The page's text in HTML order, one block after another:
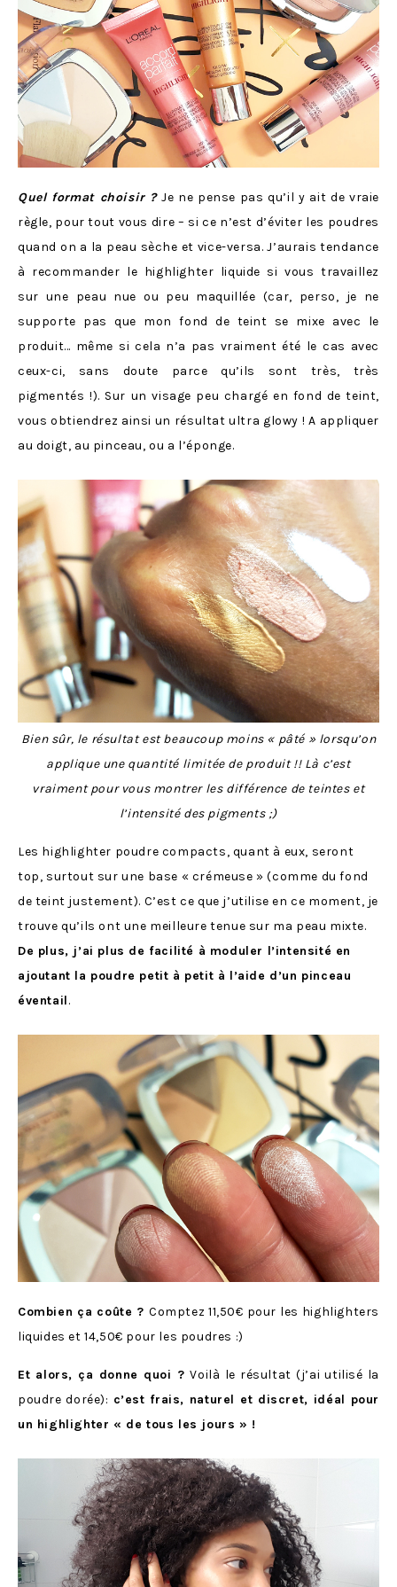
Quel format choisir ? Je ne pense pas qu’il y ait de vraie
règle, pour tout vous dire – si ce n’est d’éviter les poudres
quand on a la peau sèche et vice-versa. J’aurais tendance
à recommander le highlighter liquide si vous travaillez
sur une peau nue ou peu maquillée (car, perso, je ne
supporte pas que mon fond de teint se mixe avec le
produit… même si cela n’a pas vraiment été le cas avec
ceux-ci, sans doute parce qu’ils sont très, très
pigmentés !). Sur un visage peu chargé en fond de teint,
vous obtiendrez ainsi un résultat ultra glowy ! A appliquer
au doigt, au pinceau, ou a l’éponge.
Bien sûr, le résultat est beaucoup moins « pâté » lorsqu’on
applique une quantité limitée de produit !! Là c’est
vraiment pour vous montrer les différence de teintes et
l’intensité des pigments ;)
Les highlighter poudre compacts, quant à eux, seront
top, surtout sur une base « crémeuse » (comme du fond
de teint justement). C’est ce que j’utilise en ce moment, je
trouve qu’ils ont une meilleure tenue sur ma peau mixte.
De plus, j’ai plus de facilité à moduler l’intensité en
ajoutant la poudre petit à petit à l’aide d’un pinceau
éventail.
Combien ça coûte ? Comptez 11,50€ pour les highlighters
liquides et 14,50€ pour les poudres :)
Et alors, ça donne quoi ?Voilà le résultat (j’ai utilisé la
poudre dorée): c’est frais, naturel et discret, idéal pour
un highlighter « de tous les jours » !